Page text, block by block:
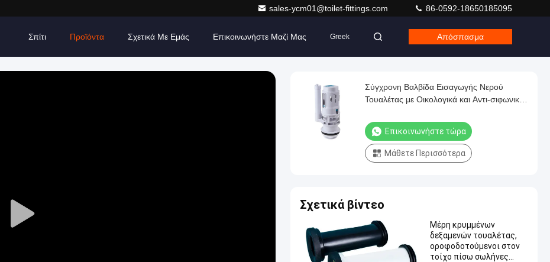
sales-ycm01@toilet-fittings.com 86-0592-18650185095
Σπίτι Προϊόντα Σχετικά Με Εμάς Επικοινωνήστε Μαζί Μας Greek Απόσπασμα
Play
Σύγχρονη Βαλβίδα Εισαγωγής Νερού
Τουαλέτας με Οικολογικά και Αντι-σιφωνικά
Επικοινωνήστε τώρα
Μάθετε Περισσότερα
Σχετικά βίντεο
Μέρη κρυμμένων
δεξαμενών τουαλέτας,
οροφοδοτούμενοι στον
τοίχο πίσω σωλήνες